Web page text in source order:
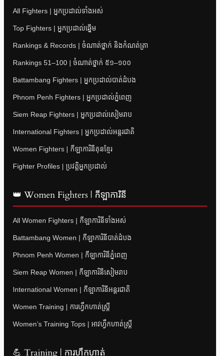
All Fighters | អ្នកប្រដាល់ទាំងអស់
Top Fighters | អ្នកប្រដាល់ឆ្នើម
Rankings & Records | ចំណាត់ថ្នាក់ និងកំណត់ត្រា
Rankings 51–100 | ចំណាត់ថ្នាក់ ៥១–១០០
Battambang Fighters | អ្នកប្រដាល់បាត់ដំបង
Phnom Penh Fighters | អ្នកប្រដាល់ភ្នំពេញ
Siem Reap Fighters | អ្នកប្រដាល់សៀមរាប
International Fighters | អ្នកប្រដាល់អន្តរជាតិ
Women Fighters | កីឡាការិនីគុនខ្មែរ
Fighter Profiles | ប្រវត្តិអ្នកប្រដាល់
👑 Women Fighters | កីឡាការិនី
All Women Fighters | កីឡាការិនីទាំងអស់
Battambang Women | កីឡាការិនីបាត់ដំបង
Phnom Penh Women | កីឡាការិនីភ្នំពេញ
Siem Reap Women | កីឡាការិនីសៀមរាប
International Women | កីឡាការិនីអន្តរជាតិ
Women Training | ការហ្វឹកហាត់ស្ត្រី
Women’s Training Tops | អាវហ្វឹកហាត់ស្ត្រី
💪 Training | ការហ្វឹកហាត់